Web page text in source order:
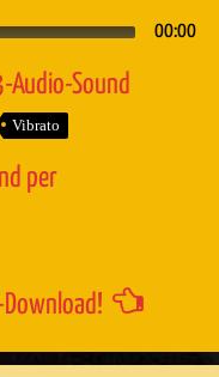
00:00
Audio-Sound
Vibrato
per